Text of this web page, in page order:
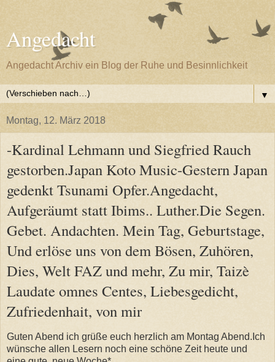
Angedacht
Angedacht Archiv ein Blog der Ruhe und Besinnlichkeit
▼
Montag, 12. März 2018
-Kardinal Lehmann und Siegfried Rauch
gestorben.Japan Koto Music-Gestern Japan
gedenkt Tsunami Opfer.Angedacht,
Aufgeräumt statt Ibims.. Luther.Die Segen.
Gebet. Andachten. Mein Tag, Geburtstage,
Und erlöse uns von dem Bösen, Zuhören,
Dies, Welt FAZ und mehr, Zu mir, Taizè
Laudate omnes Centes, Liebesgedicht,
Zufriedenhait, von mir
Guten Abend ich grüße euch herzlich am Montag Abend.Ich
wünsche allen Lesern noch eine schöne Zeit heute und